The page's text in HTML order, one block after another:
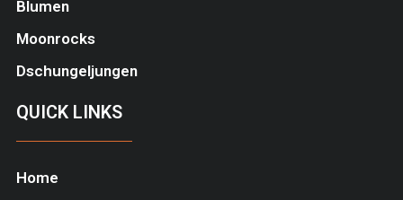
Blumen
Moonrocks
Dschungeljungen
QUICK LINKS
Home